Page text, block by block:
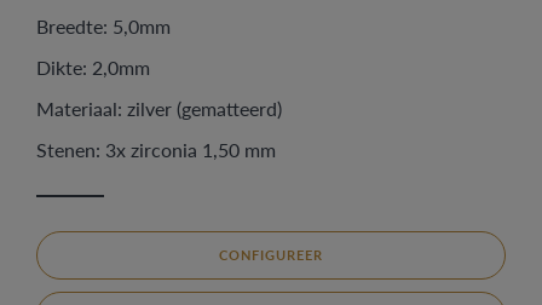
Breedte: 5,0mm
Dikte: 2,0mm
Materiaal: zilver (gematteerd)
Stenen: 3x zirconia 1,50 mm
CONFIGUREER